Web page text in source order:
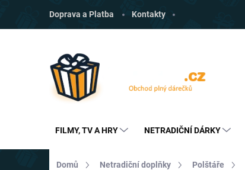
obsah
Doprava a Platba Kontakty
FILMY, TV A HRY NETRADIČNÍ DÁRKY
Domů Netradiční doplňky Polštáře